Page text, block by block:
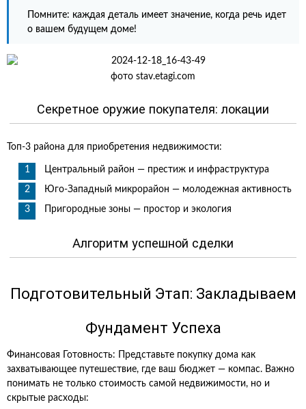
Помните: каждая деталь имеет значение, когда речь идет
о вашем будущем доме!
фото stav.etagi.com
Секретное оружие покупателя: локации
Топ-3 района для приобретения недвижимости:
Центральный район — престиж и инфраструктура
Юго-Западный микрорайон — молодежная активность
Пригородные зоны — простор и экология
Алгоритм успешной сделки
Подготовительный Этап: Закладываем
Фундамент Успеха
Финансовая Готовность: Представьте покупку дома как
захватывающее путешествие, где ваш бюджет — компас. Важно
понимать не только стоимость самой недвижимости, но и
скрытые расходы: